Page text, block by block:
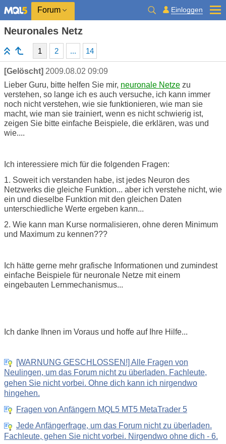
Forum Einloggen
Neuronales Netz
1 2 ... 14
[Gelöscht] 2009.08.02 09:09
Lieber Guru, bitte helfen Sie mir, neuronale Netze zu
verstehen, so lange ich es auch versuche, ich kann immer
noch nicht verstehen, wie sie funktionieren, wie man sie
macht, wie man sie trainiert, wenn es nicht schwierig ist,
zeigen Sie bitte einfache Beispiele, die erklären, was und
wie....
Ich interessiere mich für die folgenden Fragen:
1. Soweit ich verstanden habe, ist jedes Neuron des
Netzwerks die gleiche Funktion... aber ich verstehe nicht, wie
ein und dieselbe Funktion mit den gleichen Daten
unterschiedliche Werte ergeben kann...
2. Wie kann man Kurse normalisieren, ohne deren Minimum
und Maximum zu kennen???
Ich hätte gerne mehr grafische Informationen und zumindest
einfache Beispiele für neuronale Netze mit einem
eingebauten Lernmechanismus...
Ich danke Ihnen im Voraus und hoffe auf Ihre Hilfe...
[WARNUNG GESCHLOSSEN!] Alle Fragen von
Neulingen, um das Forum nicht zu überladen. Fachleute,
gehen Sie nicht vorbei. Ohne dich kann ich nirgendwo
hingehen.
Fragen von Anfängern MQL5 MT5 MetaTrader 5
Jede Anfängerfrage, um das Forum nicht zu überladen.
Fachleute, gehen Sie nicht vorbei. Nirgendwo ohne dich - 6.